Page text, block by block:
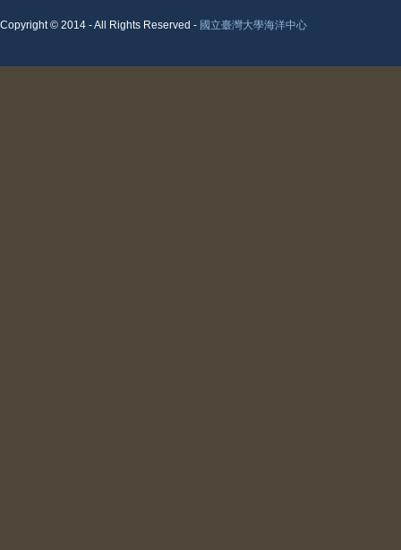
Copyright © 2014 - All Rights Reserved - 國立臺灣大學海洋中心